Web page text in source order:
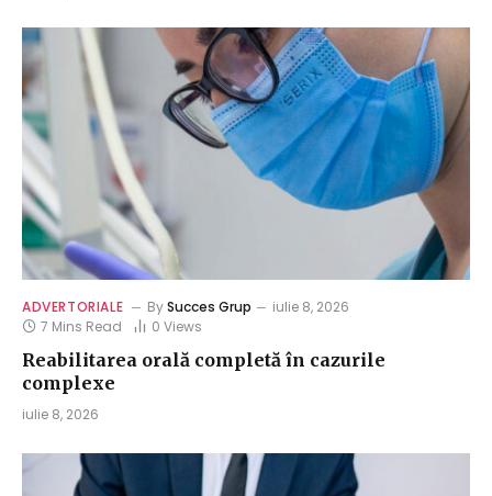
ADVERTORIALE BySucces Grup
iulie 8, 2026
7 Mins Read
0 Views
Reabilitarea orală completă în cazurile
complexe
iulie 8, 2026